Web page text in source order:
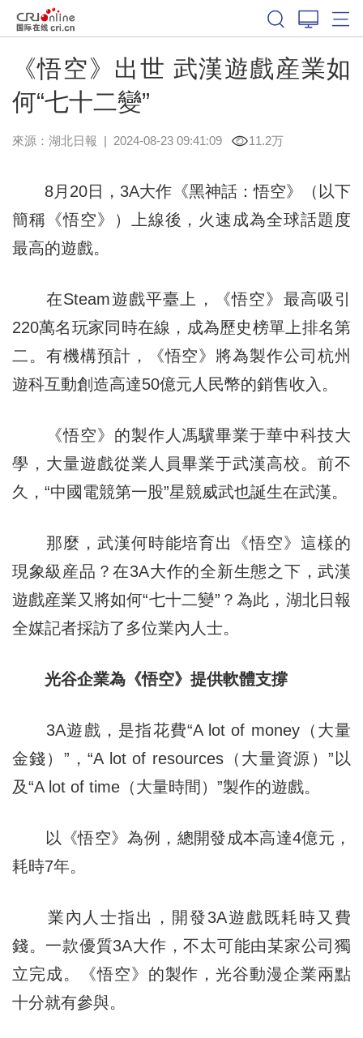
《悟空》出世 武漢遊戲産業如
何“七十二變”
來源： 湖北日報 | 2024-08-23 09:41:09 11.2万
8月20日，3A大作《黑神話：悟空》（以下
簡稱《悟空》）上線後，火速成為全球話題度
最高的遊戲。
在Steam遊戲平臺上，《悟空》最高吸引
220萬名玩家同時在線，成為歷史榜單上排名第
二。有機構預計，《悟空》將為製作公司杭州
遊科互動創造高達50億元人民幣的銷售收入。
《悟空》的製作人馮驥畢業于華中科技大
學，大量遊戲從業人員畢業于武漢高校。前不
久，“中國電競第一股”星競威武也誕生在武漢。
那麼，武漢何時能培育出《悟空》這樣的
現象級産品？在3A大作的全新生態之下，武漢
遊戲産業又將如何“七十二變”？為此，湖北日報
全媒記者採訪了多位業內人士。
光谷企業為《悟空》提供軟體支撐
3A遊戲，是指花費“A lot of money（大量
金錢）”，“A lot of resources（大量資源）”以
及“A lot of time（大量時間）”製作的遊戲。
以《悟空》為例，總開發成本高達4億元，
耗時7年。
業內人士指出，開發3A遊戲既耗時又費
錢。一款優質3A大作，不太可能由某家公司獨
立完成。《悟空》的製作，光谷動漫企業兩點
十分就有參與。